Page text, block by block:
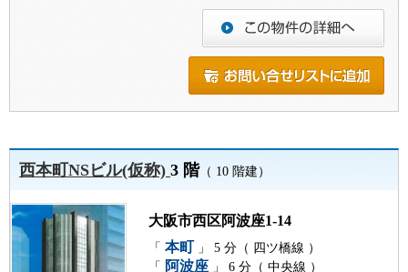
西本町NSビル(仮称)3 階（ 10 階建）
大阪市西区阿波座1-14
「 本町 」 5 分（ 四ツ橋線 ）
「
阿波座 」 6 分（ 中央線 ）